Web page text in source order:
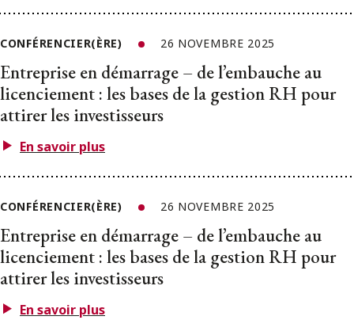
CONFÉRENCIER(ÈRE) 26 NOVEMBRE 2025
Entreprise en démarrage – de l’embauche au
licenciement : les bases de la gestion RH pour
attirer les investisseurs
En savoir plus
CONFÉRENCIER(ÈRE) 26 NOVEMBRE 2025
Entreprise en démarrage – de l’embauche au
licenciement : les bases de la gestion RH pour
attirer les investisseurs
En savoir plus